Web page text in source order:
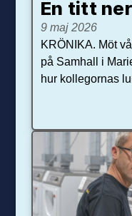
En titt
9 maj 2026
KRÖNIKA. Möt
på Samhall i
hur kollegornas